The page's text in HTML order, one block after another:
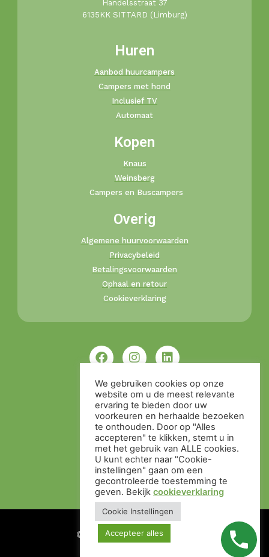
Handelsstraat 37
6135KK SITTARD (Limburg)
Huren
Aanbod huurcampers
Campers met hond
Inclusief TV
Automaat
Kopen
Knaus
Weinsberg
Campers en Buscampers
Overig
Algemene huurvoorwaarden
Privacybeleid
Betalingsvoorwaarden
Ophaal en retour
Cookieverklaring
© Alle rechten voorbehouden
We gebruiken cookies op onze
website om u de meest relevante
ervaring te bieden door uw
voorkeuren en herhaalde bezoeken
te onthouden. Door op "Alles
accepteren" te klikken, stemt u in
met het gebruik van ALLE cookies.
U kunt echter naar "Cookie-
instellingen" gaan om een ​​
gecontroleerde toestemming te
geven. Bekijk cookieverklaring
Cookie Instellingen
Accepteer alles